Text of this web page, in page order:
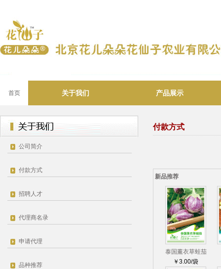
首页 关于我们 产品展示
公司简介
付款方式
招聘人才
代理商名录
申请代理
品种推荐
付款方式
新品推荐
泰国薰衣草蛙茄
￥3.00/袋